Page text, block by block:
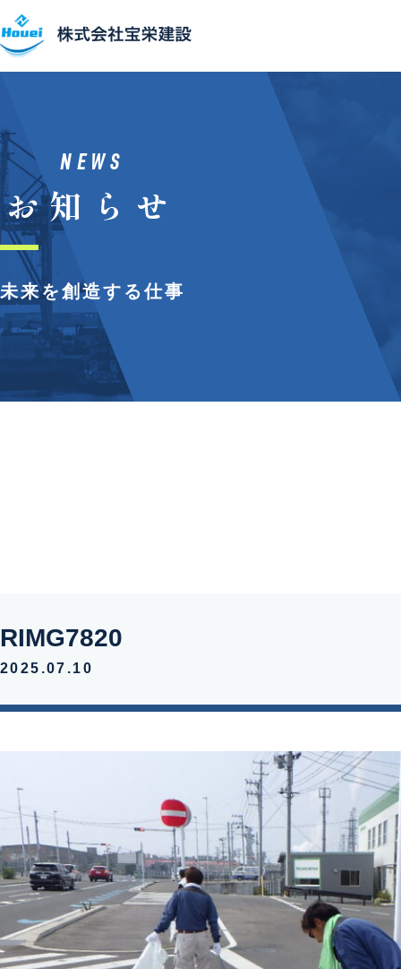
会社概要
SDGs
採⽤情報
NEWS
お知らせ
未来を創造する仕事
RIMG7820
2025.07.10